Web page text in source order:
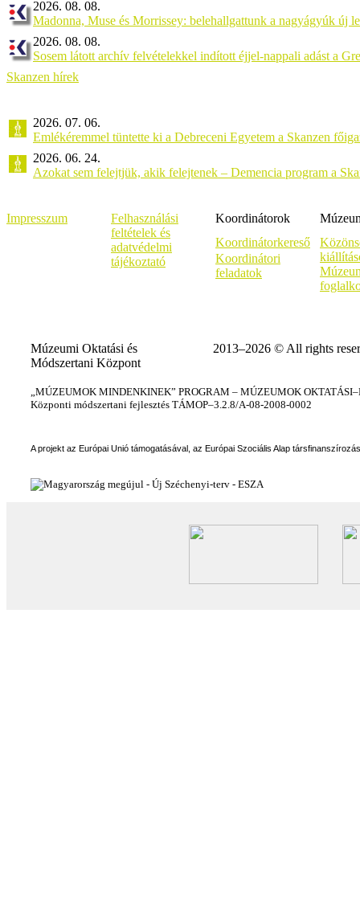
2026. 08. 08.
Madonna, Muse és Morrissey: belehallgattunk a nagyágyúk új
2026. 08. 08.
Sosem látott archív felvételekkel indított éjjel-nappali adást a
Skanzen hírek
2026. 07. 06.
Emlékéremmel tüntette ki a Debreceni Egyetem a Skanzen
2026. 06. 24.
Azokat sem felejtjük, akik felejtenek – Demencia program a
Impresszum
Felhasználási
feltételek és
adatvédelmi
tájékoztató
Koordinátorok
Koordinátorkereső
Koordinátori
feladatok
Múzeumi Oktatási és
Módszertani Központ
2013–2026 © All rights
„MÚZEUMOK MINDENKINEK” PROGRAM – MÚZEUMOK
Központi módszertani fejlesztés TÁMOP–3.2.8/A-08-2008-0002
A projekt az Európai Unió támogatásával, az Európai Szociális Alap